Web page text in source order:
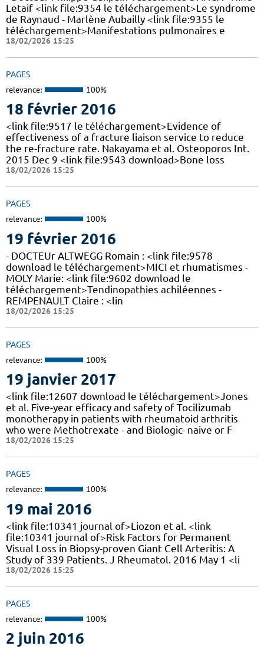
Letaif <link file:9354 le téléchargement>Le syndrome
de Raynaud - Marlène Aubailly <link file:9355 le
téléchargement>Manifestations pulmonaires e
18/02/2026 15:25
PAGES
relevance: 100%
18 février 2016
<link file:9517 le téléchargement>Evidence of
effectiveness of a fracture liaison service to reduce
the re-fracture rate. Nakayama et al. Osteoporos Int.
2015 Dec 9 <link file:9543 download>Bone loss
18/02/2026 15:25
PAGES
relevance: 100%
19 février 2016
- DOCTEUr ALTWEGG Romain : <link file:9578
download le téléchargement>MICI et rhumatismes -
MOLY Marie: <link file:9602 download le
téléchargement>Tendinopathies achiléennes -
REMPENAULT Claire : <lin
18/02/2026 15:25
PAGES
relevance: 100%
19 janvier 2017
<link file:12607 download le téléchargement>Jones
et al. Five-year efficacy and safety of Tocilizumab
monotherapy in patients with rheumatoid arthritis
who were Methotrexate - and Biologic- naive or F
18/02/2026 15:25
PAGES
relevance: 100%
19 mai 2016
<link file:10341 journal of>Liozon et al. <link
file:10341 journal of>Risk Factors for Permanent
Visual Loss in Biopsy-proven Giant Cell Arteritis: A
Study of 339 Patients. J Rheumatol. 2016 May 1 <li
18/02/2026 15:25
PAGES
relevance: 100%
2 juin 2016